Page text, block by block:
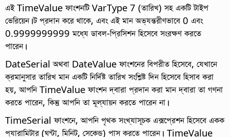
এই TimeValue ফাংশনটি VarType 7 (তারিখ) সহ একটি টাইপ
ভেরিয়েন।ট প্রদান করে থাকে, এবং এই মান অভ্যন্তরীণভাবে 0 এবং
0.9999999999 মধ্যে ডাবল-প্রিসিশন হিসেবে সংরক্ষণ করতে
পারেন।
DateSerial অথবা DateValue ফাংশনের বিপরীত হিসেবে, যেখানে
ক্রমানুসার তারিখ মান একটি নির্দিষ্ট তারিখ সংশ্লিষ্ট দিন হিসেবে হিসাব করা
হয়, আপনি TimeValue ফাংশন দ্বারা প্রদান করা মান দ্বারা তা গণনা
করতে পারেন, কিন্তু আপনি তা মূল্যায়ন করতে পারেন না।
TimeSerial ফাংশনে, আপনি পৃথক সংখ্যাসূচক এক্সপ্রেশন হিসেবে একক
প্যারামিটার (ঘন্টা, মিনিট, সেকেন্ড) পাস করতে পারেন। TimeValue